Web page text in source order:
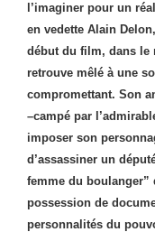
l’imaginer pour un
en vedette Alain
début du film, dans le
retrouve mêlé à une
compromettant. Son
–campé par
imposer son
d’assassiner un
femme du boulanger”
possession de
personnalités du